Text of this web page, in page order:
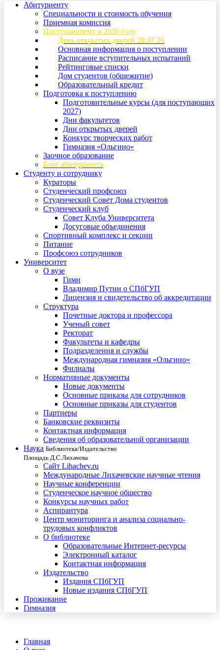
Абитуриенту
Специальности и стоимость обучения
Приемная комиссия
Поступающему в 2026 году
День открытых дверей 28.07.26
Основная информация о поступлении
Расписание вступительных испытаний
Рейтинговые списки
Дом студентов (общежитие)
Образовательный кредит
Подготовка к поступлению
Подготовительные курсы (для поступающих
2027)
Дни факультетов
Дни открытых дверей
Конкурс творческих работ
Гимназия «Ольгино»
Заочное образование
Блог абитуриента
Студенту и сотруднику
Кураторы
Студенческий профсоюз
Студенческий Совет Дома студентов
Студенческий клуб
Совет Клуба Университета
Досуговые объединения
Спортивный комплекс и секции
Питание
Профсоюз сотрудников
Университет
О вузе
Гимн
Владимир Путин о СПбГУП
Лицензия и свидетельство об аккредитации
Структура
Почетные доктора и профессора
Ученый совет
Ректорат
Факультеты и кафедры
Подразделения и службы
Международная гимназия «Ольгино»
Филиалы
Нормативные документы
Новые документы
Основные приказы для сотрудников
Основные приказы для студентов
Партнеры
Банковские реквизиты
Контактная информация
Сведения об образовательной организации
Наука Библиотека/Издательство
Площадь Д.С.Лихачева
Сайт Lihachev.ru
Международные Лихачевские научные чтения
Научные конференции
Студенческое научное общество
Конкурсы научных работ
Аспирантура
Центр мониторинга и анализа социально-
трудовых конфликтов
О библиотеке
Образовательные Интернет-ресурсы
Электронный каталог
Контактная информация
Издательство
Издания СПбГУП
Новые издания СПбГУП
Проживание
Гимназия
Главная